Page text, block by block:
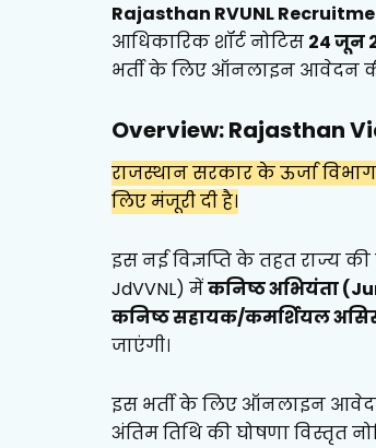
Rajasthan RVUNL
आधिकारिक शॉर्ट नोटिस 24 जून
भर्ती के लिए ऑनलाइन आवेदन की
Overview: Rajasthan
राजस्थान सरकार के ऊर्जा
लिए मंजूरी दी है।
इस नई विज्ञप्ति के तहत राज्य की
JdVVNL) मेंकनिष्ठ अभियंता
कनिष्ठ सहायक/कमर्शियल
जाएंगी।
इस भर्ती के लिए ऑनलाइन
अंतिम तिथि की घोषणा विस्तृत